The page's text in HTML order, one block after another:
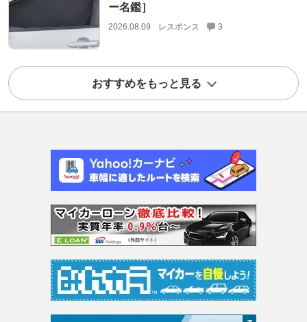
ー名鑑］
2026.08.09 レスポンス 3
おすすめをもっと見る